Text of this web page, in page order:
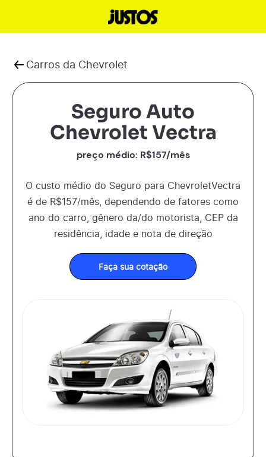
Carros da Chevrolet
Seguro Auto
Chevrolet Vectra
preço médio: R$157/mês
O custo médio do Seguro para ChevroletVectra
é de R$157/mês, dependendo de fatores como
ano do carro, gênero da/do motorista, CEP da
residência, idade e nota de direção
Faça sua cotação